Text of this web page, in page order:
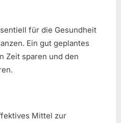
für die Gesundheit
Ein gut geplantes
Zeit sparen und den
Mittel zur